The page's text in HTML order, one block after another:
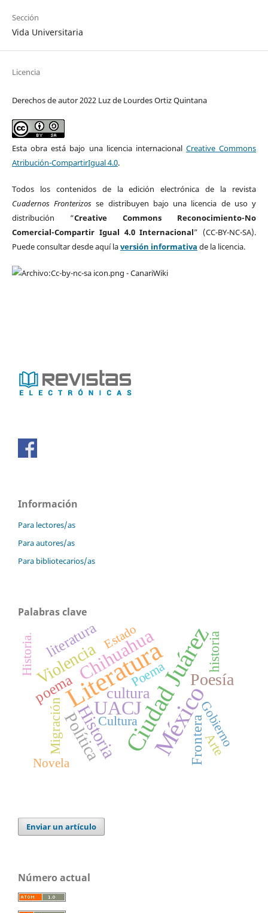
Sección
Vida Universitaria
Licencia
Derechos de autor 2022 Luz de Lourdes Ortiz Quintana
Esta obra está bajo una licencia internacional Creative Commons
Atribución-CompartirIgual 4.0.
Todos los contenidos de la edición electrónica de la revista
Cuadernos Fronterizos se distribuyen bajo una licencia de uso y
distribución “Creative Commons Reconocimiento-No
Comercial-Compartir Igual 4.0 Internacional” (CC-BY-NC-SA).
Puede consultar desde aquí laversión informativa de la licencia.
Información
Para lectores/as
Para autores/as
Para bibliotecarios/as
Palabras clave
LiteraturaCiudad Juárez
México
UACJ
Chihuahua
Historia
Poesía
Violencia
Política
cultura
poema
Frontera
literatura historia
Migración Cultura
Poema
Arte
Gobierno
Historia. Estado
Novela
Enviar un artículo
Número actual